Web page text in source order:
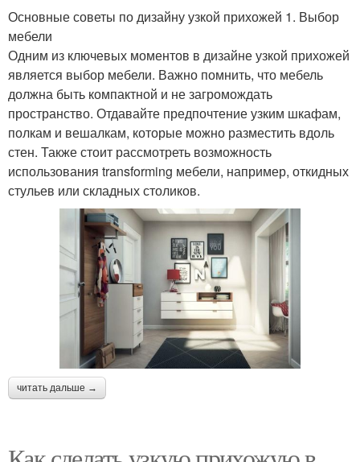
Основные советы по дизайну узкой прихожей 1. Выбор
мебели
Одним из ключевых моментов в дизайне узкой прихожей
является выбор мебели. Важно помнить, что мебель
должна быть компактной и не загромождать
пространство. Отдавайте предпочтение узким шкафам,
полкам и вешалкам, которые можно разместить вдоль
стен. Также стоит рассмотреть возможность
использования transforming мебели, например, откидных
стульев или складных столиков.
читать дальше →